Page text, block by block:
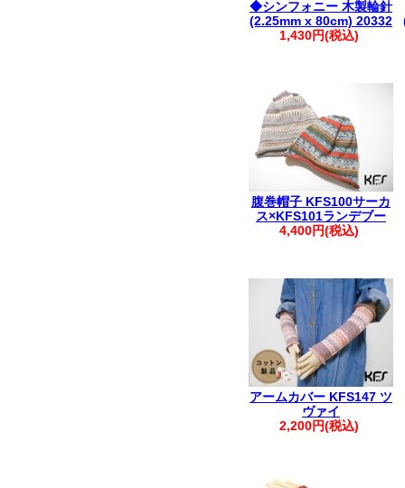
◆シンフォニー 木製輪針
(2.25mm x 80cm) 20332
1,430円(税込)
腹巻帽子 KFS100サーカ
ス×KFS101ランデブー
4,400円(税込)
アームカバー KFS147 ツ
ヴァイ
2,200円(税込)